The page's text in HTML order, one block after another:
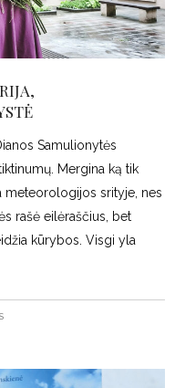
Samulionytės
Mergina ką tik
meteorologijos srityje, nes
rašė eilėraščius, bet
kūrybos. Visgi yla